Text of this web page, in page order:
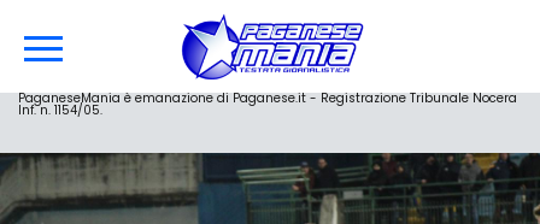
PaganeseMania è emanazione di Paganese.it - Registrazione Tribunale Nocera
Inf. n. 1154/05.